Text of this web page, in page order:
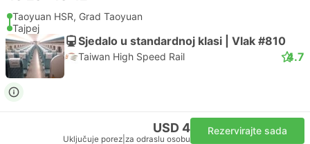
Taoyuan HSR, Grad Taoyuan
Tajpej
Sjedalo u standardnoj klasi | Vlak #810
Taiwan High Speed Rail 4.7
USD 4
Uključuje porez za odraslu osobu
Rezervirajte sada